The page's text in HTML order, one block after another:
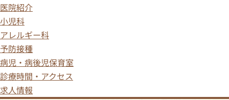
医院紹介
小児科
アレルギー科
予防接種
病児・病後児保育室
診療時間・アクセス
求人情報